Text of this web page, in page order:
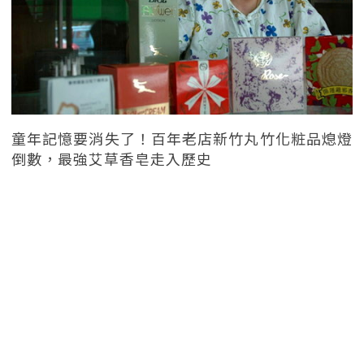
童年記憶要消失了！百年老店新竹丸竹化粧品熄燈
倒數，最強艾草香皂走入歷史